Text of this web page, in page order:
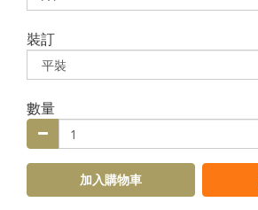
裝訂
數量
加入購物車